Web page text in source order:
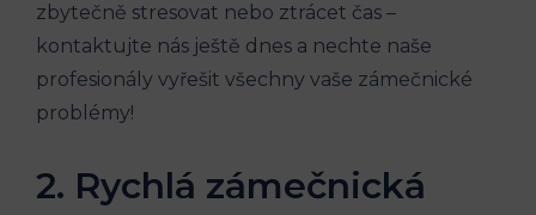
zbytečně stresovat nebo ztrácet čas –
kontaktujte nás ještě dnes a nechte naše
profesionály vyřešit všechny vaše zámečnické
problémy!
2. Rychlá zámečnická